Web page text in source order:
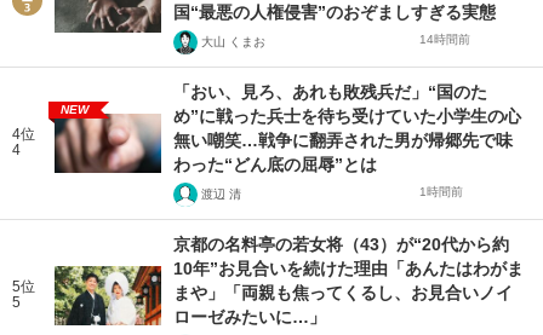
国“最悪の人権侵害”のおぞましすぎる実態
大山 くまお 14時間前
4位
4
NEW
「おい、見ろ、あれも敗残兵だ」“国のた
め”に戦った兵士を待ち受けていた小学生の心
無い嘲笑…戦争に翻弄された男が帰郷先で味
わった“どん底の屈辱”とは
渡辺 清 1時間前
5位
5
京都の名料亭の若女将（43）が“20代から約
10年”お見合いを続けた理由「あんたはわがま
まや」「両親も焦ってくるし、お見合いノイ
ローゼみたいに…」